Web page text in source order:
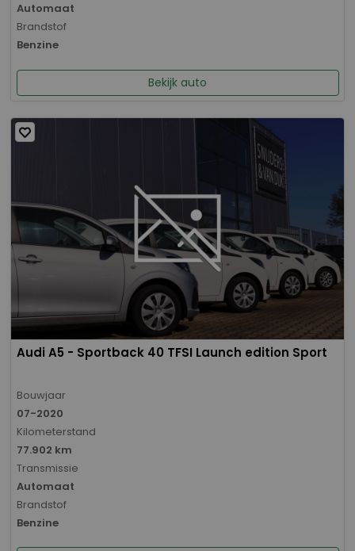
Automaat
Brandstof
Benzine
Bekijk auto
Audi A5 - Sportback 40 TFSI Launch edition Sport
Bouwjaar
07-2020
Kilometerstand
77.902 km
Transmissie
Automaat
Brandstof
Benzine